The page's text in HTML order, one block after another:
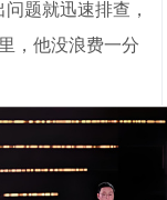
题就迅速排查，
，他没浪费一分